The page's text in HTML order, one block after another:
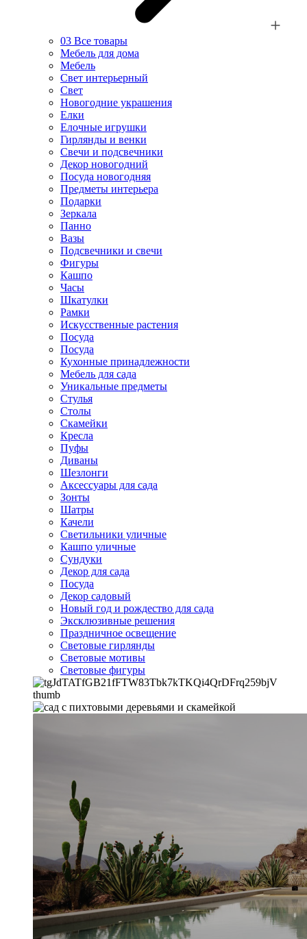
03 Все товары
Мебель для дома
Мебель
Свет интерьерный
Свет
Новогодние украшения
Елки
Елочные игрушки
Гирлянды и венки
Свечи и подсвечники
Декор новогодний
Посуда новогодняя
Предметы интерьера
Подарки
Зеркала
Панно
Вазы
Подсвечники и свечи
Фигуры
Кашпо
Часы
Шкатулки
Рамки
Искусственные растения
Посуда
Посуда
Кухонные принадлежности
Мебель для сада
Уникальные предметы
Стулья
Столы
Скамейки
Кресла
Пуфы
Диваны
Шезлонги
Аксессуары для сада
Зонты
Шатры
Качели
Cветильники уличные
Кашпо уличные
Сундуки
Декор для сада
Посуда
Декор садовый
Новый год и рождество для сада
Эксклюзивные решения
Праздничное освещение
Световые гирлянды
Световые мотивы
Световые фигуры